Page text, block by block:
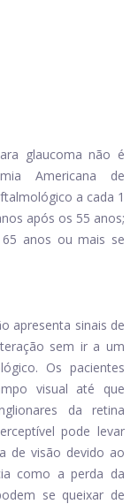
glaucoma não é
Americana de
a cada 1
após os 55 anos;
anos ou mais se
apresenta sinais de
sem ir a um
Os pacientes
visual até que
da retina
pode levar
de visão devido ao
como a perda da
se queixar de